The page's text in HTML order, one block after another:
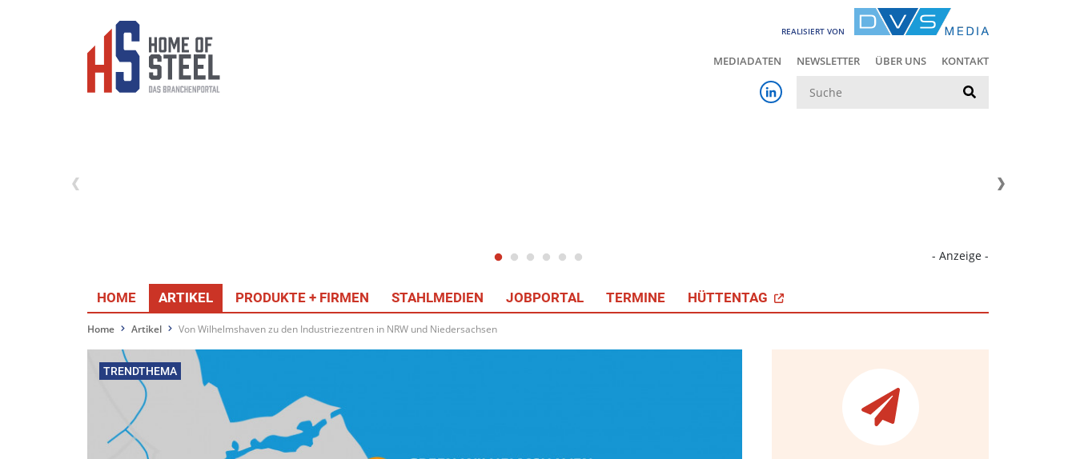
REALISIERT VON
MEDIADATEN NEWSLETTER ÜBER UNS KONTAKT
- Anzeige -
HOME ARTIKEL PRODUKTE + FIRMEN STAHLMEDIEN JOBPORTAL TERMINE HÜTTENTAG
Home Artikel Von Wilhelmshaven zu den Industriezentren in NRW und Niedersachsen
TRENDTHEMA